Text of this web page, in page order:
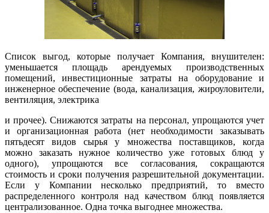
Список выгод, которые получает Компания, внушителен:
уменьшается площадь арендуемых производственных
помещений, инвестиционные затраты на оборудование и
инженерное обеспечение (вода, канализация, жироуловители,
вентиляция, электрика
и прочее). Снижаются затраты на персонал, упрощаются учет
и организационная работа (нет необходимости заказывать
пятьдесят видов сырья у множества поставщиков, когда
можно заказать нужное количество уже готовых блюд у
одного), упрощаются все согласования, сокращаются
стоимость и сроки получения разрешительной документации.
Если у Компании несколько предприятий, то вместо
распределенного контроля над качеством блюд появляется
централизованное. Одна точка выгоднее множества.